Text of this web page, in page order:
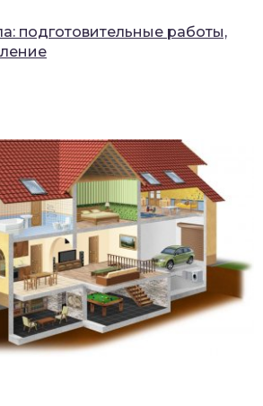
подготовительные работы,